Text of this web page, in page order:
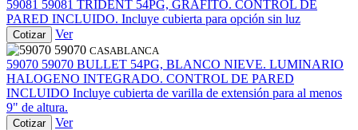
59081 59081 TRIDENT 54PG, GRAFITO. CONTROL DE
PARED INCLUIDO. Incluye cubierta para opción sin luz
Cotizar
Ver
59070 CASABLANCA
59070 59070 BULLET 54PG, BLANCO NIEVE. LUMINARIO
HALOGENO INTEGRADO. CONTROL DE PARED
INCLUIDO Incluye cubierta de varilla de extensión para al menos
9" de altura.
Cotizar
Ver